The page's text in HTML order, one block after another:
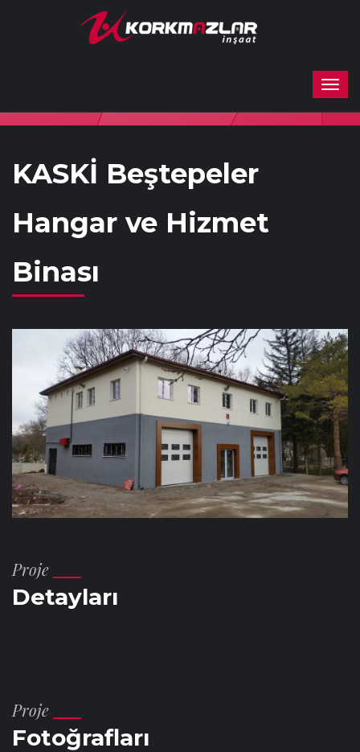
KASKİ Beştepeler
Hangar ve Hizmet
Binası
Proje
Detayları
Proje
Fotoğrafları